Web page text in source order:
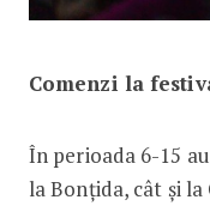
Comenzi la
În perioada 6-15
la Bonțida, cât și